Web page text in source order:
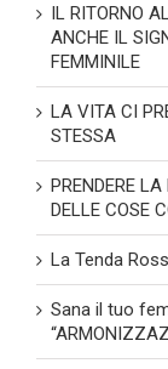
IL RITORNO
ANCHE IL
FEMMINILE
LA VITA CI
STESSA
PRENDERE
DELLE COSE
La Tenda
Sana il tuo